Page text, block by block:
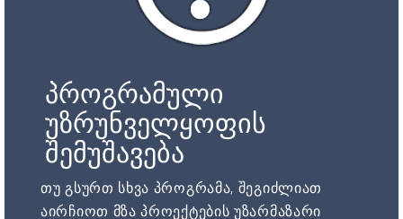
პროგრამული
უზრუნველყოფის
შემუშავება
თუ გსურთ სხვა პროგრამა, შეგიძლიათ
აირჩიოთ მზა პროექტების უზარმაზარი